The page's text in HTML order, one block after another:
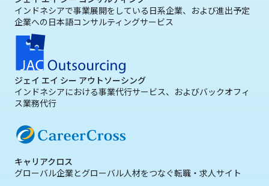
インドネシアで事業展開をしている日系企業、および進出予定
企業への日本語コンサルティングサービス
ジェイ エイ シー アウトソーシング
インドネシアにおける事業代行サービス、およびバックオフィ
ス業務代行
キャリアクロス
グローバル企業とグローバル人材をつなぐ転職・求人サイト